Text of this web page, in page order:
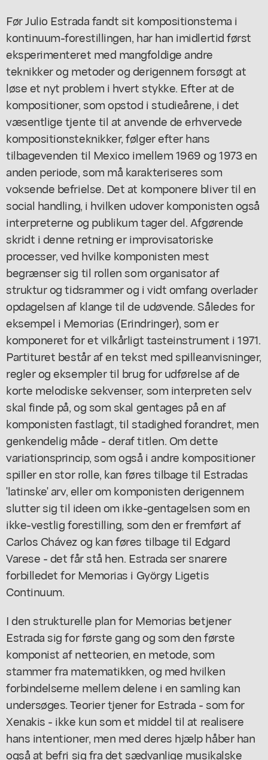
Før Julio Estrada fandt sit kompositionstema i
kontinuum-forestillingen, har han imidlertid først
eksperimenteret med mangfoldige andre
teknikker og metoder og derigennem forsøgt at
løse et nyt problem i hvert stykke. Efter at de
kompositioner, som opstod i studieårene, i det
væsentlige tjente til at anvende de erhvervede
kompositionsteknikker, følger efter hans
tilbagevenden til Mexico imellem 1969 og 1973 en
anden periode, som må karakteriseres som
voksende befrielse. Det at komponere bliver til en
social handling, i hvilken udover komponisten også
interpreterne og publikum tager del. Afgørende
skridt i denne retning er improvisatoriske
processer, ved hvilke komponisten mest
begrænser sig til rollen som organisator af
struktur og tidsrammer og i vidt omfang overlader
opdagelsen af klange til de udøvende. Således for
eksempel i Memorias (Erindringer), som er
komponeret for et vilkårligt tasteinstrument i 1971.
Partituret består af en tekst med spilleanvisninger,
regler og eksempler til brug for udførelse af de
korte melodiske sekvenser, som interpreten selv
skal finde på, og som skal gentages på en af
komponisten fastlagt, til stadighed forandret, men
genkendelig måde - deraf titlen. Om dette
variationsprincip, som også i andre kompositioner
spiller en stor rolle, kan føres tilbage til Estradas
'latinske' arv, eller om komponisten derigennem
slutter sig til ideen om ikke-gentagelsen som en
ikke-vestlig forestilling, som den er fremført af
Carlos Chávez og kan føres tilbage til Edgard
Varese - det får stå hen. Estrada ser snarere
forbilledet for Memorias i György Ligetis
Continuum.
I den strukturelle plan for Memorias betjener
Estrada sig for første gang og som den første
komponist af netteorien, en metode, som
stammer fra matematikken, og med hvilken
forbindelserne mellem delene i en samling kan
undersøges. Teorier tjener for Estrada - som for
Xenakis - ikke kun som et middel til at realisere
hans intentioner, men med deres hjælp håber han
også at befri sig fra det sædvanlige musikalske